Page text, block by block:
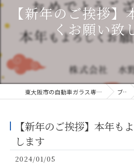
【新年のご挨拶】
くお願い致
東大阪市の自動車ガラス専門店・株式会社水野ガラス ブログ
【新年のご挨拶】本年も
します
2024/01/05